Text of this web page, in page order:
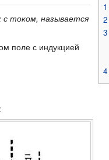
1
2
3
4
с током, называется
поле с индукцией